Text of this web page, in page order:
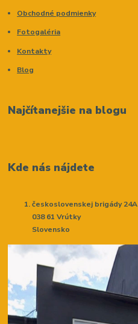
Obchodné podmienky
Fotogaléria
Kontakty
Blog
Najčítanejšie na blogu
Kde nás nájdete
československej brigády 24A
038 61 Vrútky
Slovensko